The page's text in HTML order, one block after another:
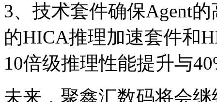
3、技术套件确保
的HICA推理加速套件和
10倍级推理性能提升与
未来，聚鑫汇数码将